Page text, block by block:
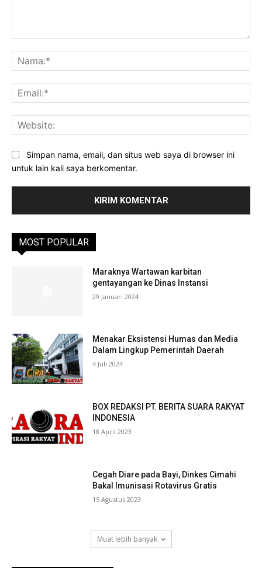
Simpan nama, email, dan situs web saya di browser ini
untuk lain kali saya berkomentar.
MOST POPULAR
Maraknya Wartawan karbitan
gentayangan ke Dinas Instansi
29 Januari 2024
Menakar Eksistensi Humas dan Media
Dalam Lingkup Pemerintah Daerah
4 Juli 2024
BOX REDAKSI PT. BERITA SUARA RAKYAT
INDONESIA
18 April 2023
Cegah Diare pada Bayi, Dinkes Cimahi
Bakal Imunisasi Rotavirus Gratis
15 Agustus 2023
Muat lebih banyak